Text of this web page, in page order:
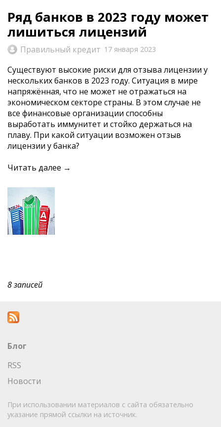
Ряд банков в 2023 году может
лишиться лицензий
Правильный кредит 17 января 2023
Существуют высокие риски для отзыва лицензии у
нескольких банков в 2023 году. Ситуация в мире
напряжённая, что не может не отражаться на
экономическом секторе страны. В этом случае не
все финансовые организации способны
выработать иммунитет и стойко держаться на
плаву. При какой ситуации возможен отзыв
лицензии у банка?
Читать далее →
8 записей
Блог
RSS
Новости
При использовании материалов с сайта обязательно
указание прямой ссылки на источник.